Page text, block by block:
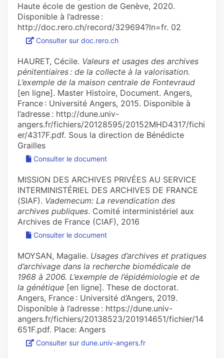
Haute école de gestion de Genève, 2020.
Disponible à l’adresse :
http://doc.rero.ch/record/329694?ln=fr. 02
Consulter sur doc.rero.ch
HAURET, Cécile. Valeurs et usages des archives
pénitentiaires : de la collecte à la valorisation.
L’exemple de la maison centrale de Fontevraud
[en ligne]. Master Histoire, Document. Angers,
France : Université Angers, 2015. Disponible à
l’adresse : http://dune.univ-
angers.fr/fichiers/20128595/20152MHD4317/fichi
er/4317F.pdf. Sous la direction de Bénédicte
Grailles
Consulter le document
MISSION DES ARCHIVES PRIVÉES AU SERVICE
INTERMINISTÉRIEL DES ARCHIVES DE FRANCE
(SIAF). Vademecum: La revendication des
archives publiques. Comité interministériel aux
Archives de France (CIAF), 2016
Consulter le document
MOYSAN, Magalie. Usages d’archives et pratiques
d’archivage dans la recherche biomédicale de
1968 à 2006. L’exemple de l’épidémiologie et de
la génétique [en ligne]. These de doctorat.
Angers, France : Université d’Angers, 2019.
Disponible à l’adresse : https://dune.univ-
angers.fr/fichiers/20138523/201914651/fichier/14
651F.pdf. Place: Angers
Consulter sur dune.univ-angers.fr